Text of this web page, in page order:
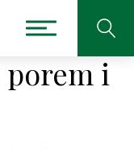
porem i